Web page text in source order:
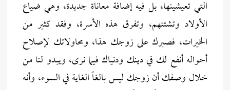
التي تعيشينها، بل فيه إضافة معاناة جديدة، وهي ضياع
الأولاد وتشتتهم، وتفرق هذه الأسرة، وفقد كثير من
الخيرات، فصبرك على زوجك هذا، ومحاولاتك لإصلاح
أحواله أنفع لك في دينك ودنياك فيما نرى، ويبدو لنا من
خلال وصفك أن زوجك ليس بالغاً الغاية في السوء، وأنه